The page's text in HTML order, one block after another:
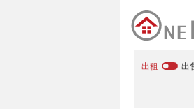
出租 出